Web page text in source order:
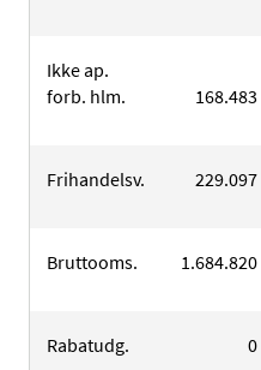
Ikke ap.
forb. hlm.
168.483
Frihandelsv. 229.097
Bruttooms. 1.684.820
Rabatudg. 0